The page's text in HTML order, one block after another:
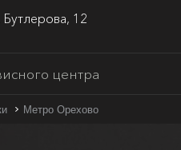
12
центра
Метро Орехово